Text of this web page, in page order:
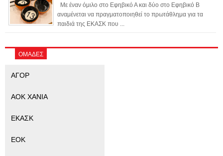
Με έναν όμιλο στο Εφηβικό Α και δύο στο Εφηβικό Β
αναμένεται να πραγματοποιηθεί το πρωτάθλημα για τα
παιδιά της ΕΚΑΣΚ που ...
ΟΜΑΔΕΣ
ΑΓΟΡ
ΑΟΚ ΧΑΝΙΑ
ΕΚΑΣΚ
ΕΟΚ